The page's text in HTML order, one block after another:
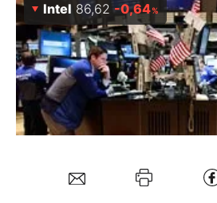
BO-Musterdepots
Experten
Mein B:O
Intel 86,62 -0,64%